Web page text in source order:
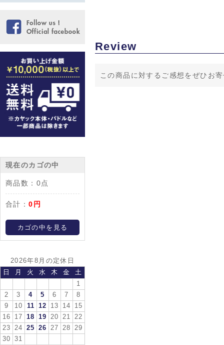
現在のカゴの中
商品数： 0点
合計：0円
カゴの中を見る
2026年8月の定休日
日
月 火 水 木 金
土
1
2
3 4 5 6 7
8
9
10 11 12 13 14
15
16
17 18 19 20 21
22
23
24 25 26 27 28
29
30
31
Review
この商品に対するご感想をぜひお